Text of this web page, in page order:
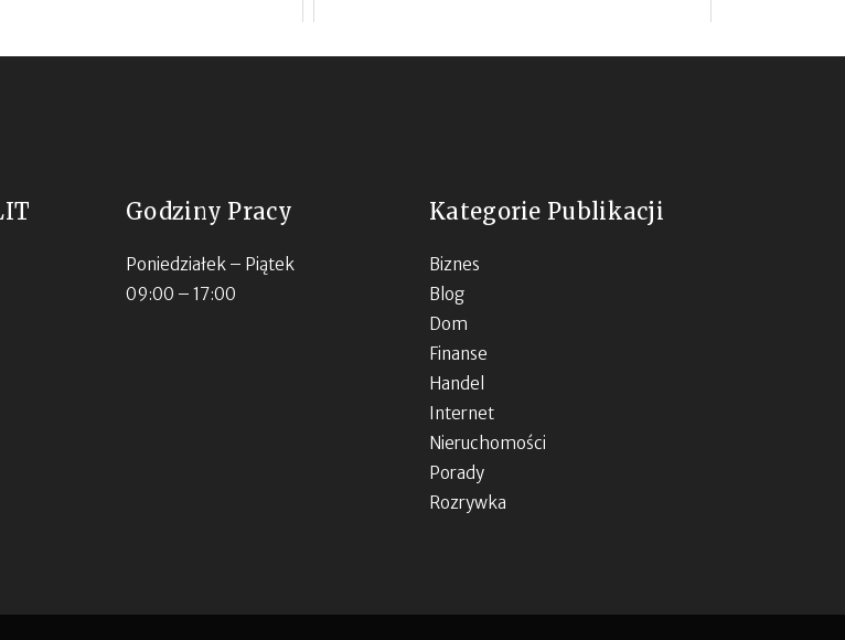
Godziny Pracy
Poniedziałek – Piątek
09:00 – 17:00
Kategorie Publikacji
Biznes
Blog
Dom
Finanse
Handel
Internet
Nieruchomości
Porady
Rozrywka